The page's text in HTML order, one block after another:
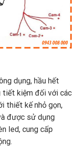
dụng, hầu hết
tiết kiệm đối với các
thiết kế nhỏ gọn,
được sử dụng
led, cung cấp